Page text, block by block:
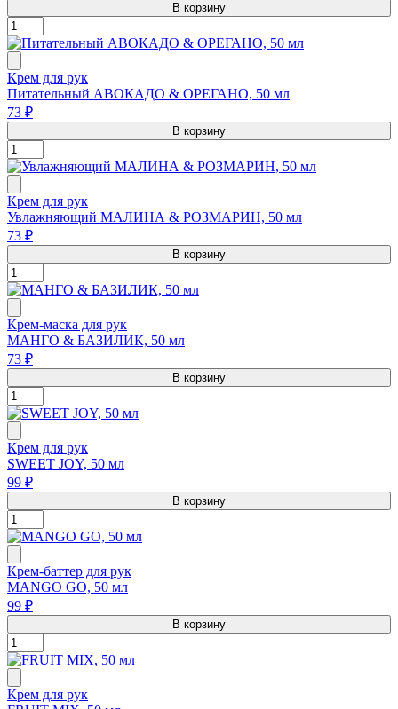
В корзину
Крем для рук
Питательный АВОКАДО & ОРЕГАНО, 50 мл
73 ₽
В корзину
Крем для рук
Увлажняющий МАЛИНА & РОЗМАРИН, 50 мл
73 ₽
В корзину
Крем-маска для рук
МАНГО & БАЗИЛИК, 50 мл
73 ₽
В корзину
Крем для рук
SWEET JOY, 50 мл
99 ₽
В корзину
Крем-баттер для рук
MANGO GO, 50 мл
99 ₽
В корзину
Крем для рук